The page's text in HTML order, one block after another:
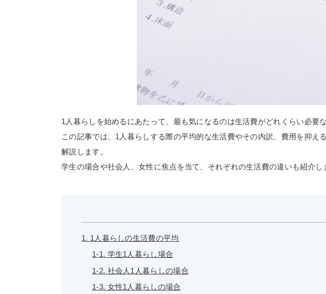
1人暮らしを始めるにあたって、最も気になるのは生活費がどれくらい必要
この記事では、1人暮らしする際の平均的な生活費やその内訳、費用を抑
解説します。
学生の場合や社会人、女性に焦点を当て、それぞれの生活費の違いも紹介し
1. 1人暮らしの生活費の平均
1-1. 学生1人暮らし場合
1-2. 社会人1人暮らしの場合
1-3. 女性1人暮らしの場合